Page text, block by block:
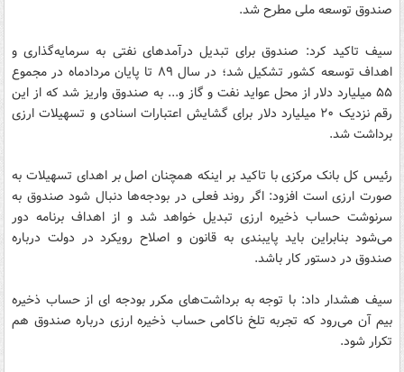
صندوق توسعه ملی مطرح شد.
سیف تاکید کرد: صندوق برای تبدیل درآمدهای نفتی به سرمایه‌گذاری و
اهداف توسعه کشور تشکیل شد؛ در سال ۸۹ تا پایان مردادماه در مجموع
۵۵ میلیارد دلار از محل عواید نفت و گاز و... به صندوق واریز شد که از این
رقم نزدیک ۲۰ میلیارد دلار برای گشایش اعتبارات اسنادی و تسهیلات ارزی
برداشت شد.
رئیس کل بانک مرکزی با تاکید بر اینکه همچنان اصل بر اهدای تسهیلات به
صورت ارزی است افزود: اگر روند فعلی در بودجه‌ها دنبال شود صندوق به
سرنوشت حساب ذخیره ارزی تبدیل خواهد شد و از اهداف برنامه دور
می‌شود بنابراین باید پایبندی به قانون و اصلاح رویکرد در دولت درباره
صندوق در دستور کار باشد.
سیف هشدار داد: با توجه به برداشت‌های مکرر بودجه ای از حساب ذخیره
بیم آن می‌رود که تجربه تلخ ناکامی حساب ذخیره ارزی درباره صندوق هم
تکرار شود.